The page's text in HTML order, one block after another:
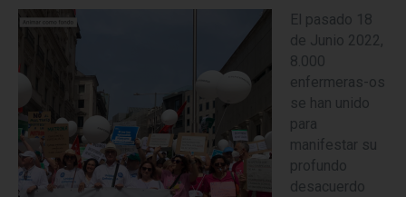
El pasado 18
de Junio 2022,
8.000
enfermeras-os
se han unido
para
manifestar su
profundo
desacuerdo